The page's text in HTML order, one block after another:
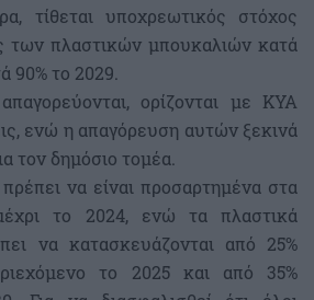
τίθεται υποχρεωτικός στόχος
των πλαστικών μπουκαλιών κατά
90% το 2029.
ορίζονται με ΚΥΑ
ενώ η απαγόρευση αυτών ξεκινά
τον δημόσιο τομέα.
να είναι προσαρτημένα στα
το 2024, ενώ τα πλαστικά
να κατασκευάζονται από 25%
το 2025 και από 35%